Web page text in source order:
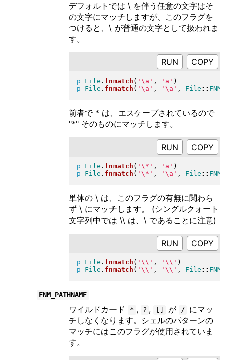
デフォルトでは \ を伴う任意の文字はそ
の文字にマッチしますが、このフラグを
つけると、\ が普通の文字として扱われま
す。
RUN
p File . fnmatch ( '\a' , 'a' )
p
File . fnmatch ( '\a' , '\a' , File ::
前者で * は、エスケープされているので
"*" そのものにマッチします。
RUN
p File . fnmatch ( '\*' , 'a' )
p
File . fnmatch ( '\*' , '\a' , File ::
単体の \ は、このフラグの有無に関わら
ず \ にマッチします。 (シングルクォート
文字列中では \\ は、\ であることに注意)
RUN
p File . fnmatch ( '\\' , '\\' )
p
File . fnmatch ( '\\' , '\\' , File ::
FNM_PATHNAME
ワイルドカード * , ? , [] が /
にマッ
チしなくなります。シェルのパターンの
マッチにはこのフラグが使用されていま
す。